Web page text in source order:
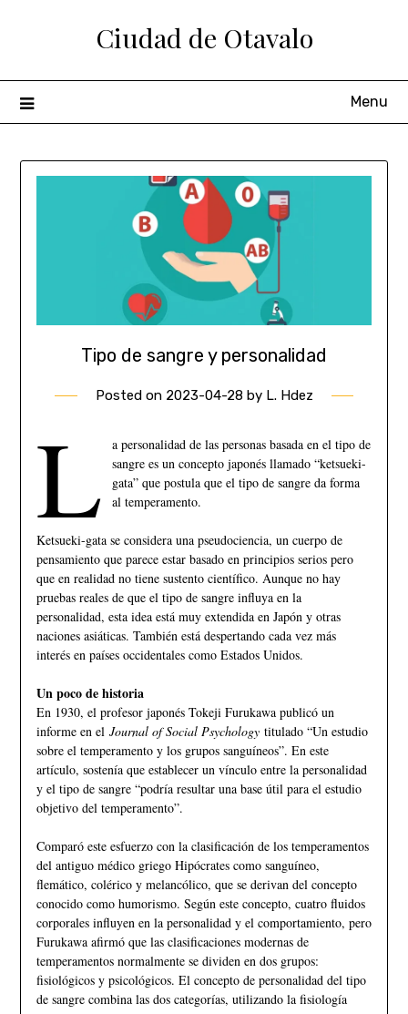
Ciudad de Otavalo
Menu
Tipo de sangre y personalidad
Posted on 2023-04-28 by L. Hdez
L
a personalidad de las personas basada en el tipo de
sangre es un concepto japonés llamado “ketsueki-
gata” que postula que el tipo de sangre da forma
al temperamento.
Ketsueki-gata se considera una pseudociencia, un cuerpo de
pensamiento que parece estar basado en principios serios pero
que en realidad no tiene sustento científico. Aunque no hay
pruebas reales de que el tipo de sangre influya en la
personalidad, esta idea está muy extendida en Japón y otras
naciones asiáticas. También está despertando cada vez más
interés en países occidentales como Estados Unidos.
Un poco de historia
En 1930, el profesor japonés Tokeji Furukawa publicó un
informe en el Journal of Social Psychologytitulado “Un estudio
sobre el temperamento y los grupos sanguíneos”. En este
artículo, sostenía que establecer un vínculo entre la personalidad
y el tipo de sangre “podría resultar una base útil para el estudio
objetivo del temperamento”.
Comparó este esfuerzo con la clasificación de los temperamentos
del antiguo médico griego Hipócrates como sanguíneo,
flemático, colérico y melancólico, que se derivan del concepto
conocido como humorismo. Según este concepto, cuatro fluidos
corporales influyen en la personalidad y el comportamiento, pero
Furukawa afirmó que las clasificaciones modernas de
temperamentos normalmente se dividen en dos grupos:
fisiológicos y psicológicos. El concepto de personalidad del tipo
de sangre combina las dos categorías, utilizando la fisiología